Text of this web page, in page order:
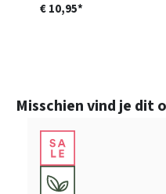
€ 10,95*
Productgalerij overslaan
Misschien vind je dit